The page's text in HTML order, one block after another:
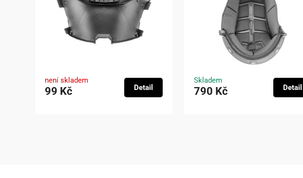
není skladem
99 Kč Detail
Skladem
790 Kč Detail